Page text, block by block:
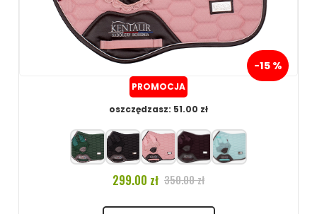
PROMOCJA
-15 %
oszczędzasz: 51.00 zł
299.00 zł 350.00 zł